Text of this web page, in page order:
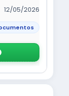
12/05/2026